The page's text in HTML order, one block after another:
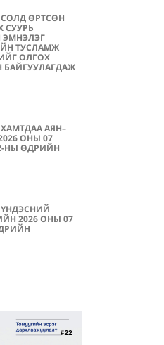
ӨРТСӨН
СУУРЬ
ТУСЛАМЖ
ОЛГОХ
БАЙГУУЛАГДАЖ
АЯН–
ОНЫ 07
НЫ ӨДРИЙН
ҮНДЭСНИЙ
2026 ОНЫ 07